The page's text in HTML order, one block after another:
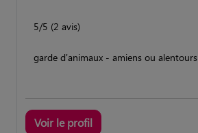
5/5 (2 avis)
garde d'animaux - amiens ou alentours
Voir le profil